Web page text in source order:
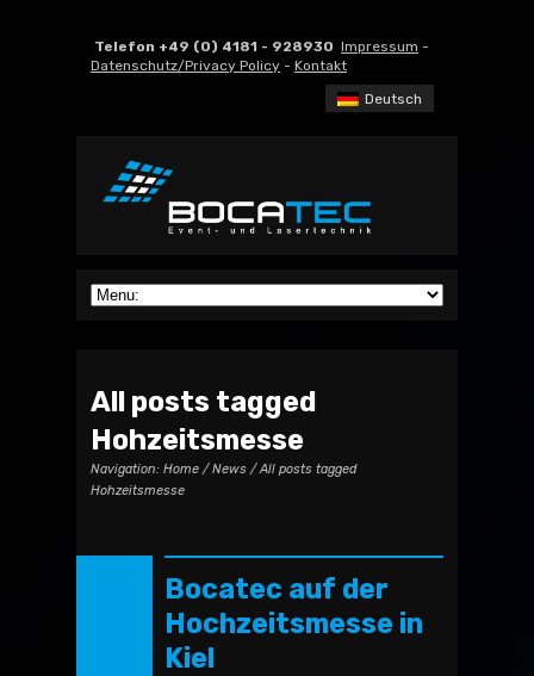
Telefon +49 (0) 4181 - 928930 Impressum -
Datenschutz/Privacy Policy - Kontakt
Deutsch
All posts tagged
Hohzeitsmesse
Navigation: Home /News / All posts tagged
Hohzeitsmesse
Bocatec auf der
Hochzeitsmesse in
Kiel